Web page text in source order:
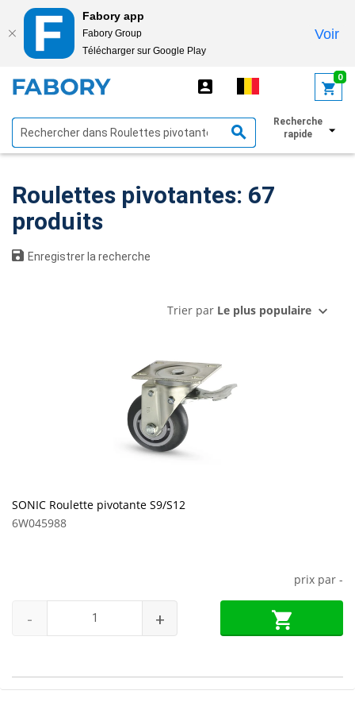
Fabory app
Fabory Group
Télécharger sur Google Play
Voir
0
Recherche
rapide
Afficher les filtres
Roulettes pivotantes: 67
produits
Enregistrer la recherche
Trier par Le plus populaire
SONIC Roulette pivotante S9/S12
6W045988
prix par -
- +